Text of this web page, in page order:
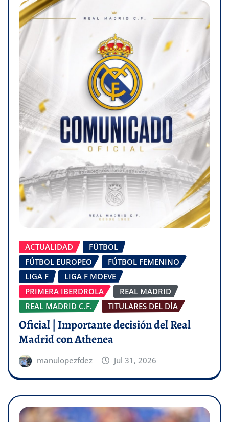
ACTUALIDAD
FÚTBOL
FÚTBOL EUROPEO
FÚTBOL FEMENINO
LIGA F
LIGA F MOEVE
PRIMERA IBERDROLA
REAL MADRID
REAL MADRID C.F.
TITULARES DEL DÍA
Oficial | Importante decisión del Real
Madrid con Athenea
manulopezfdez Jul 31, 2026